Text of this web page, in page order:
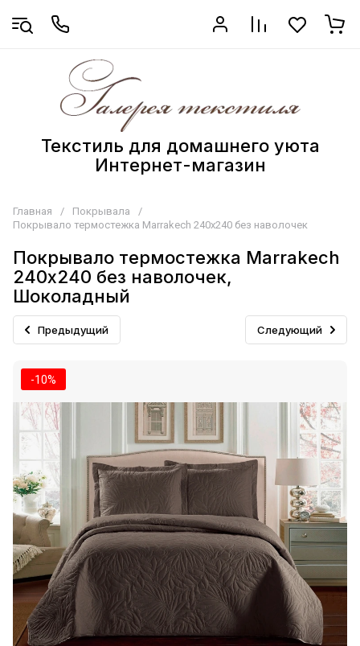
Текстиль для домашнего уюта
Интернет-магазин
Главная / Покрывала
/
Покрывало термостежка Marrakech 240х240 без наволочек
Покрывало термостежка Marrakech
240х240 без наволочек,
Шоколадный
Предыдущий Следующий
-10%